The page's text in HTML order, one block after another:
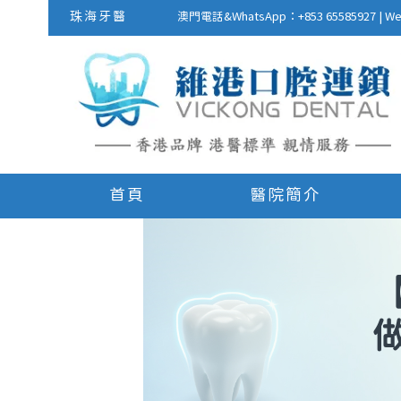
珠海牙醫 澳門電話&WhatsApp：+853 65585927 |
首頁 醫院簡介